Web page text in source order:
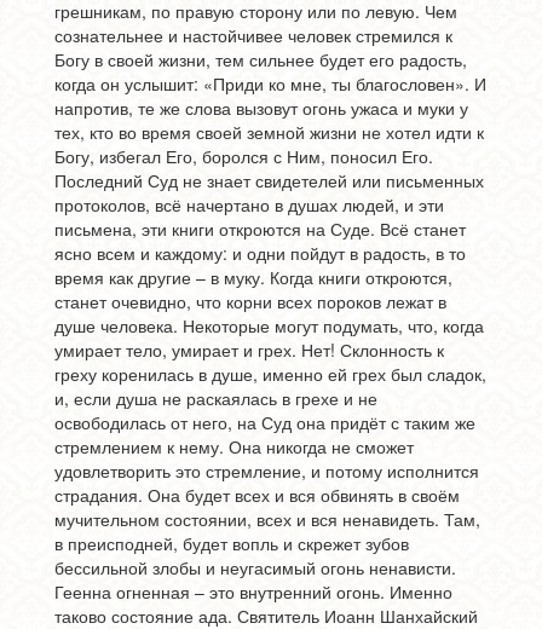
грешникам, по правую сторону или по левую. Чем
сознательнее и настойчивее человек стремился к
Богу в своей жизни, тем сильнее будет его радость,
когда он услышит: «Приди ко мне, ты благословен». И
напротив, те же слова вызовут огонь ужаса и муки у
тех, кто во время своей земной жизни не хотел идти к
Богу, избегал Его, боролся с Ним, поносил Его.
Последний Суд не знает свидетелей или письменных
протоколов, всё начертано в душах людей, и эти
письмена, эти книги откроются на Суде. Всё станет
ясно всем и каждому: и одни пойдут в радость, в то
время как другие – в муку. Когда книги откроются,
станет очевидно, что корни всех пороков лежат в
душе человека. Некоторые могут подумать, что, когда
умирает тело, умирает и грех. Нет! Склонность к
греху коренилась в душе, именно ей грех был сладок,
и, если душа не раскаялась в грехе и не
освободилась от него, на Суд она придёт с таким же
стремлением к нему. Она никогда не сможет
удовлетворить это стремление, и потому исполнится
страдания. Она будет всех и вся обвинять в своём
мучительном состоянии, всех и вся ненавидеть. Там,
в преисподней, будет вопль и скрежет зубов
бессильной злобы и неугасимый огонь ненависти.
Геенна огненная – это внутренний огонь. Именно
таково состояние ада. Святитель Иоанн Шанхайский